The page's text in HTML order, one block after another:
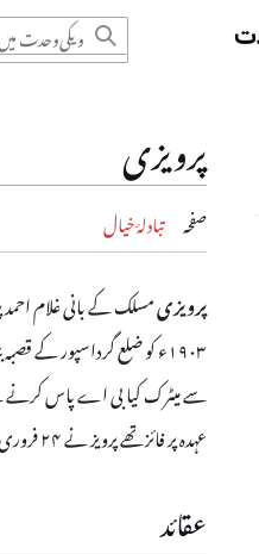
پرویزی
صفحہ تبادلۂ خیال
پرویزیمسلک کے بانی غلام
عہدہ پر فائز تھے پرویز نے ۲۴ فروری ۱۹۸۵ ء کولا ہور میں وفات پائی۔
عقا‏ئد